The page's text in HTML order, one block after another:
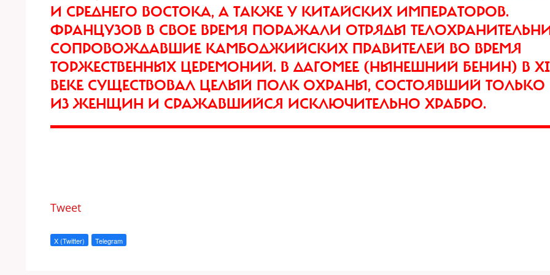
И СРЕДНЕГО ВОСТОКА, А ТАКЖЕ У КИТАЙСКИХ ИМПЕРАТОРОВ.
ФРАНЦУЗОВ В СВОЕ ВРЕМЯ ПОРАЖАЛИ ОТРЯДЫ
СОПРОВОЖДАВШИЕ КАМБОДЖИЙСКИХ ПРАВИТЕЛЕЙ ВО ВРЕМЯ
ТОРЖЕСТВЕННЫХ ЦЕРЕМОНИЙ. В ДАГОМЕЕ (НЫНЕШНИЙ БЕНИН) В
ВЕКЕ СУЩЕСТВОВАЛ ЦЕЛЫЙ ПОЛК ОХРАНЫ, СОСТОЯВШИЙ ТОЛЬКО
ИЗ ЖЕНЩИН И СРАЖАВШИЙСЯ ИСКЛЮЧИТЕЛЬНО ХРАБРО.
Tweet
X (Twitter) Telegram